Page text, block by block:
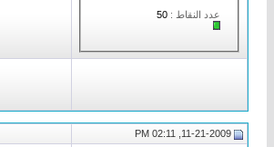
عدد النقاط :50